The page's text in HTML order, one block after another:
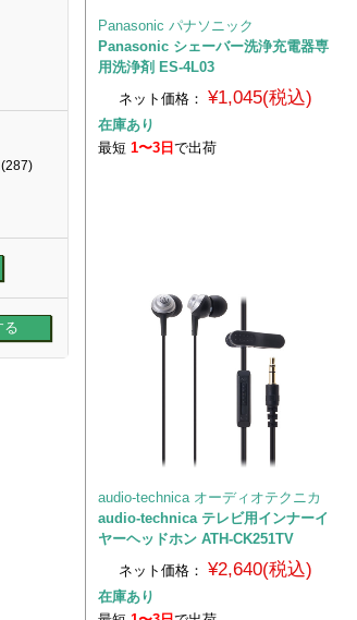
(287)
Panasonic パナソニック
Panasonic シェーバー洗浄充電器専
用洗浄剤 ES-4L03
ネット価格： ¥1,045(税込)
在庫あり
最短 1〜3日 で出荷
audio-technica オーディオテクニカ
audio-technica テレビ用インナーイ
ヤーヘッドホン ATH-CK251TV
ネット価格： ¥2,640(税込)
在庫あり